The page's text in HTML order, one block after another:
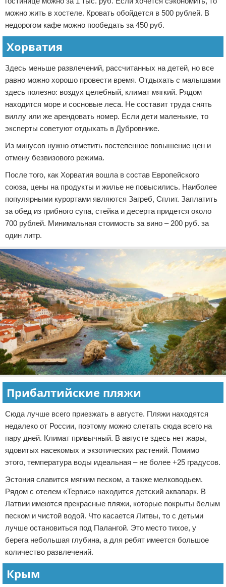
можно жить в хостеле. Кровать обойдется в 500 рублей. В
недорогом кафе можно пообедать за 450 руб.
Хорватия
Здесь меньше развлечений, рассчитанных на детей, но все
равно можно хорошо провести время. Отдыхать с малышами
здесь полезно: воздух целебный, климат мягкий. Рядом
находится море и сосновые леса. Не составит труда снять
виллу или же арендовать номер. Если дети маленькие, то
эксперты советуют отдыхать в Дубровнике.
Из минусов нужно отметить постепенное повышение цен и
отмену безвизового режима.
После того, как Хорватия вошла в состав Европейского
союза, цены на продукты и жилье не повысились. Наиболее
популярными курортами являются Загреб, Сплит. Заплатить
за обед из грибного супа, стейка и десерта придется около
700 рублей. Минимальная стоимость за вино – 200 руб. за
один литр.
Прибалтийские пляжи
Сюда лучше всего приезжать в августе. Пляжи находятся
недалеко от России, поэтому можно слетать сюда всего на
пару дней. Климат привычный. В августе здесь нет жары,
ядовитых насекомых и экзотических растений. Помимо
этого, температура воды идеальная – не более +25 градусов.
Эстония славится мягким песком, а также мелководьем.
Рядом с отелем «Тервис» находится детский аквапарк. В
Латвии имеются прекрасные пляжи, которые покрыты белым
песком и чистой водой. Что касается Литвы, то с детьми
лучше остановиться под Палангой. Это место тихое, у
берега небольшая глубина, а для ребят имеется большое
количество развлечений.
Крым